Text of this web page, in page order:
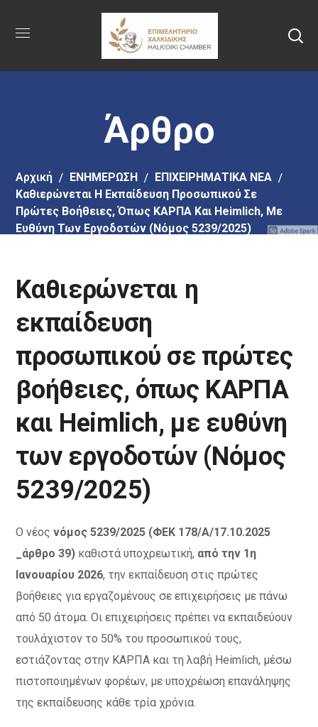
στο
περιεχόμενο
Άρθρο
Αρχική EΝΗΜΕΡΩΣΗ
ΕΠΙΧΕΙΡΗΜΑΤΙΚΑ ΝΕΑ
Καθιερώνεται Η Εκπαίδευση Προσωπικού Σε
Πρώτες Βοήθειες, Όπως ΚΑΡΠΑ Και Heimlich, Με
Ευθύνη Των Εργοδοτών (Νόμος 5239/2025)
Καθιερώνεται η
εκπαίδευση
προσωπικού σε πρώτες
βοήθειες, όπως ΚΑΡΠΑ
και Heimlich, με ευθύνη
των εργοδοτών (Νόμος
5239/2025)
Ο νέοςνόμος 5239/2025 (ΦΕΚ 178/Α/17.10.2025
_άρθρο 39) καθιστά υποχρεωτική, από την 1η
Ιανουαρίου 2026, την εκπαίδευση στις πρώτες
βοήθειες για εργαζομένους σε επιχειρήσεις με πάνω
από 50 άτομα. Οι επιχειρήσεις πρέπει να εκπαιδεύουν
τουλάχιστον το 50% του προσωπικού τους,
εστιάζοντας στην ΚΑΡΠΑ και τη λαβή Heimlich, μέσω
πιστοποιημένων φορέων, με υποχρέωση επανάληψης
της εκπαίδευσης κάθε τρία χρόνια.